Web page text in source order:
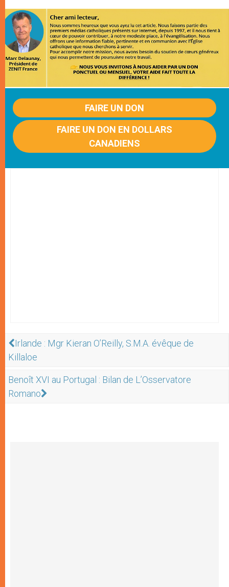
FAIRE UN DON
FAIRE UN DON EN DOLLARS
CANADIENS
Irlande : Mgr Kieran O’Reilly, S.M.A. évêque de
Killaloe
Benoît XVI au Portugal : Bilan de L’Osservatore
Romano